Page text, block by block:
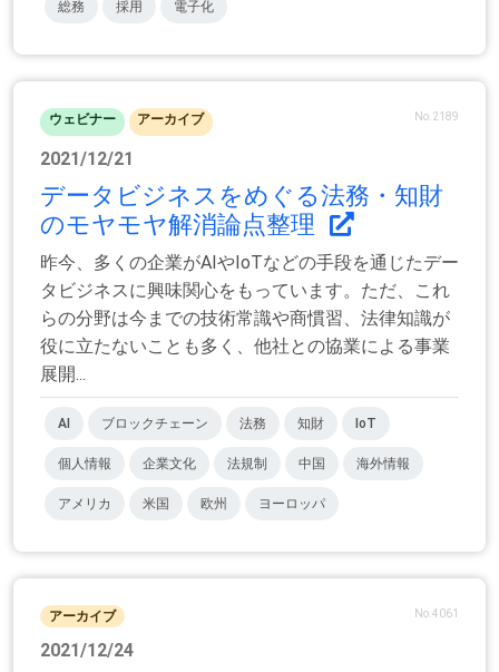
総務 採用 電子化
ウェビナー アーカイブ No.2189
2021/12/21
データビジネスをめぐる法務・知財
のモヤモヤ解消論点整理
昨今、多くの企業がAIやIoTなどの手段を通じたデー
タビジネスに興味関心をもっています。ただ、これ
らの分野は今までの技術常識や商慣習、法律知識が
役に立たないことも多く、他社との協業による事業
展開...
AI ブロックチェーン 法務 知財 IoT
個人情報 企業文化 法規制 中国 海外情報
アメリカ 米国 欧州 ヨーロッパ
アーカイブ No.4061
2021/12/24